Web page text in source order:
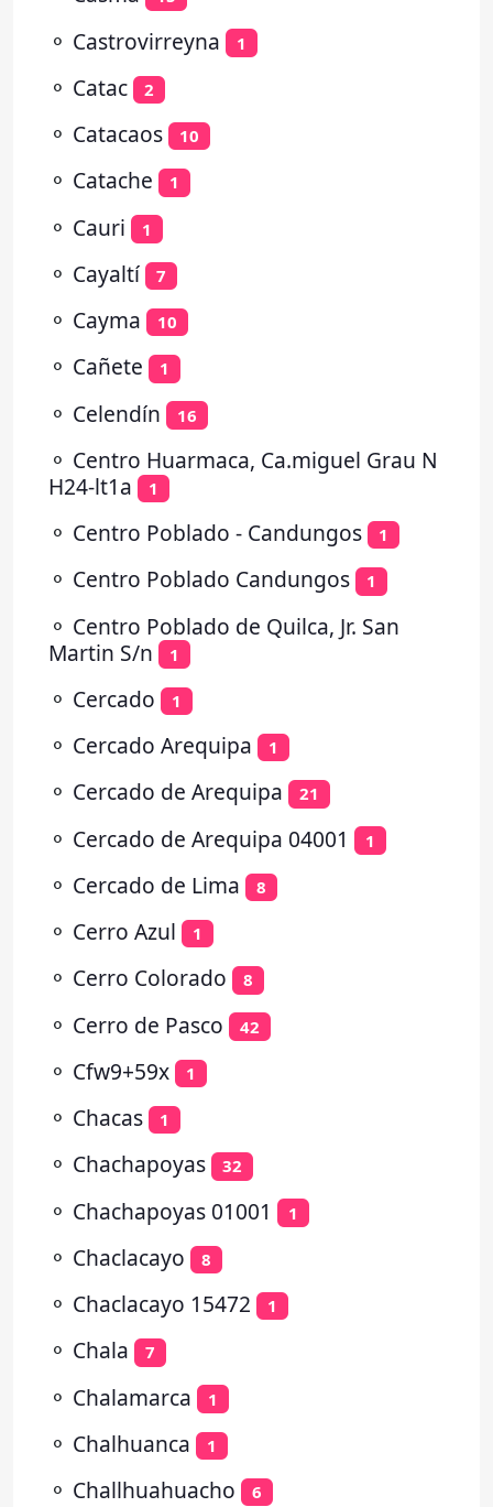
⚬ Castrovirreyna 1
⚬ Catac 2
⚬ Catacaos 10
⚬ Catache 1
⚬ Cauri 1
⚬ Cayaltí 7
⚬ Cayma 10
⚬ Cañete 1
⚬ Celendín 16
⚬ Centro Huarmaca, Ca.miguel Grau N
H24-lt1a
1
⚬ Centro Poblado - Candungos 1
⚬ Centro Poblado Candungos 1
⚬ Centro Poblado de Quilca, Jr. San
Martin S/n
1
⚬ Cercado 1
⚬ Cercado Arequipa 1
⚬ Cercado de Arequipa 21
⚬ Cercado de Arequipa 04001 1
⚬ Cercado de Lima 8
⚬ Cerro Azul 1
⚬ Cerro Colorado 8
⚬ Cerro de Pasco 42
⚬ Cfw9+59x 1
⚬ Chacas 1
⚬ Chachapoyas 32
⚬ Chachapoyas 01001 1
⚬ Chaclacayo 8
⚬ Chaclacayo 15472 1
⚬ Chala 7
⚬ Chalamarca 1
⚬ Chalhuanca 1
⚬ Challhuahuacho 6